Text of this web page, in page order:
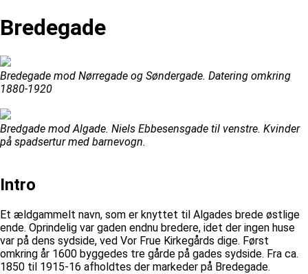
Bredegade
Bredegade mod Nørregade og Søndergade. Datering omkring
1880-1920
Bredgade mod Algade. Niels Ebbesensgade til venstre. Kvinder
på spadsertur med barnevogn.
Intro
Et ældgammelt navn, som er knyttet til Algades brede østlige
ende. Oprindelig var gaden endnu bredere, idet der ingen huse
var på dens sydside, ved Vor Frue Kirkegårds dige. Først
omkring år 1600 byggedes tre gårde på gades sydside. Fra ca.
1850 til 1915-16 afholdtes der markeder på Bredegade.